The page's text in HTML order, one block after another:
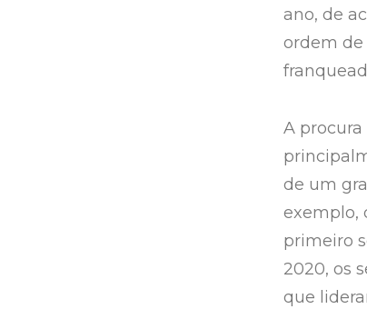
ano, de
ordem de
A
de um
exemplo,
primeiro
2020, os
que